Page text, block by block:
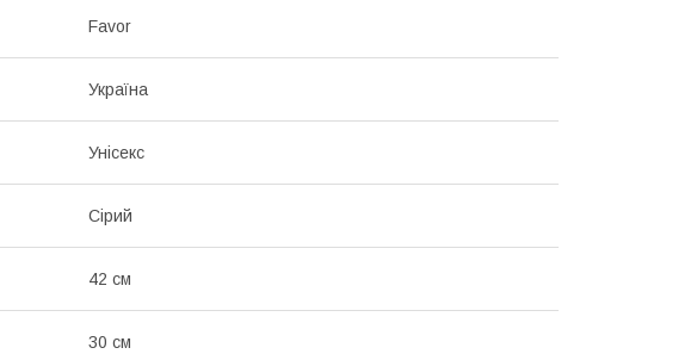
Favor
Україна
Унісекс
Сірий
42 см
30 см